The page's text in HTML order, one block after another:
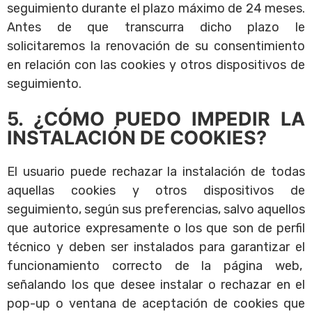
seguimiento durante el plazo máximo de 24 meses.
Antes de que transcurra dicho plazo le
solicitaremos la renovación de su consentimiento
en relación con las cookies y otros dispositivos de
seguimiento.
5. ¿CÓMO PUEDO IMPEDIR LA
INSTALACIÓN DE COOKIES?
El usuario puede rechazar la instalación de todas
aquellas cookies y otros dispositivos de
seguimiento, según sus preferencias, salvo aquellos
que autorice expresamente o los que son de perfil
técnico y deben ser instalados para garantizar el
funcionamiento correcto de la página web,
señalando los que desee instalar o rechazar en el
pop-up o ventana de aceptación de cookies que